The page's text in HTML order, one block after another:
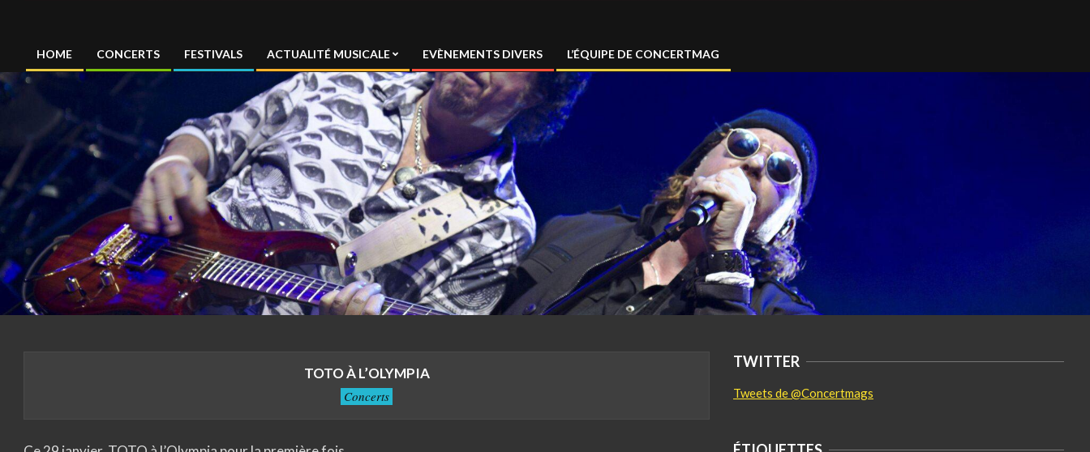
Primary
Navigation
HOME CONCERTS FESTIVALS ACTUALITÉ MUSICALE EVÈNEMENTS DIVERS L’ÉQUIPE DE CONCERTMAG
TOTO À L’OLYMPIA
Concerts
TWITTER
Tweets de @Concertmags